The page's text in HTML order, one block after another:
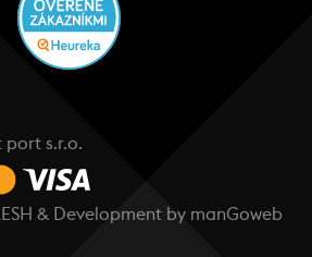
port s.r.o.
& Development by manGoweb